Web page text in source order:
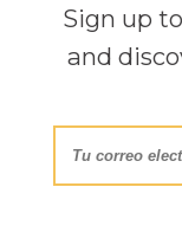
Sign up
and